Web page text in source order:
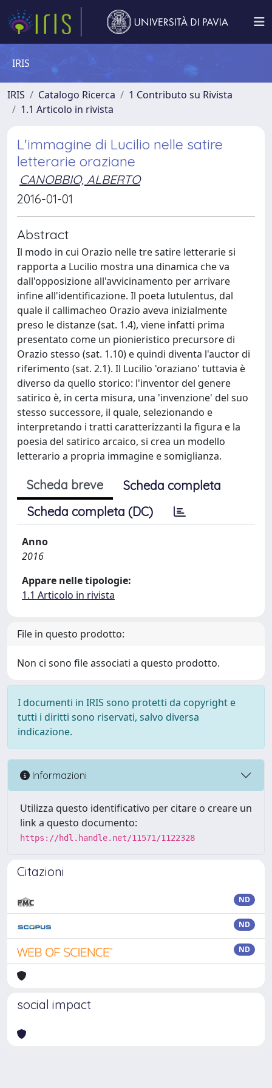
IRIS
IRIS Catalogo Ricerca
1 Contributo su Rivista
1.1 Articolo in rivista
L'immagine di Lucilio nelle satire
letterarie oraziane
CANOBBIO, ALBERTO
2016-01-01
Abstract
Il modo in cui Orazio nelle tre satire letterarie si
rapporta a Lucilio mostra una dinamica che va
dall'opposizione all'avvicinamento per arrivare
infine all'identificazione. Il poeta lutulentus, dal
quale il callimacheo Orazio aveva inizialmente
preso le distanze (sat. 1.4), viene infatti prima
presentato come un pionieristico precursore di
Orazio stesso (sat. 1.10) e quindi diventa l'auctor di
riferimento (sat. 2.1). Il Lucilio 'oraziano' tuttavia è
diverso da quello storico: l'inventor del genere
satirico è, in certa misura, una 'invenzione' del suo
stesso successore, il quale, selezionando e
interpretando i tratti caratterizzanti la figura e la
poesia del satirico arcaico, si crea un modello
letterario a propria immagine e somiglianza.
Scheda breve
Scheda completa
Scheda completa (DC)
Anno
2016
Appare nelle tipologie:
1.1 Articolo in rivista
File in questo prodotto:
Non ci sono file associati a questo prodotto.
I documenti in IRIS sono protetti da copyright e
tutti i diritti sono riservati, salvo diversa
indicazione.
Informazioni
Utilizza questo identificativo per citare o creare un
link a questo documento:
https://hdl.handle.net/11571/1122328
Citazioni
ND
ND
ND
social impact